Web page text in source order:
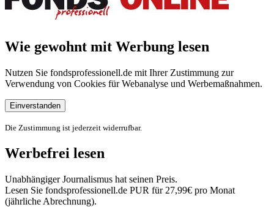
Wie gewohnt mit Werbung lesen
Nutzen Sie fondsprofessionell.de mit Ihrer Zustimmung zur
Verwendung von Cookies für Webanalyse und Werbemaßnahmen.
Einverstanden
Die Zustimmung ist jederzeit widerrufbar.
Werbefrei lesen
Unabhängiger Journalismus hat seinen Preis.
Lesen Sie fondsprofessionell.de PUR für 27,99€ pro Monat
(jährliche Abrechnung).